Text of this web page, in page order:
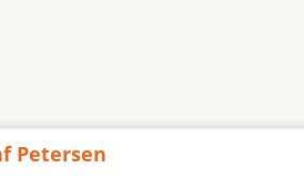
Petersen